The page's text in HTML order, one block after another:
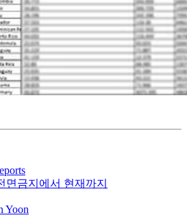
면금지에서 현재까지
Yoon